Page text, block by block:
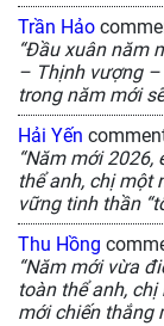
Trần Hảo
“Đầu xuân năm
– Thịnh vượng –
trong năm mới
Hải Yến
“Năm mới
thể anh, chị một
vững tinh thần
Thu Hồng
“Năm mới vừa
toàn thể anh,
mới chiến thắng